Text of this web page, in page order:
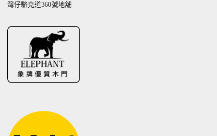
灣仔駱克道360號地舖